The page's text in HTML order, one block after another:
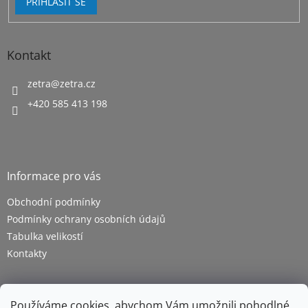
Kontakt
zetra@zetra.cz
+420 585 413 198
Informace pro vás
Obchodní podmínky
Podmínky ochrany osobních údajů
Tabulka velikostí
Kontakty